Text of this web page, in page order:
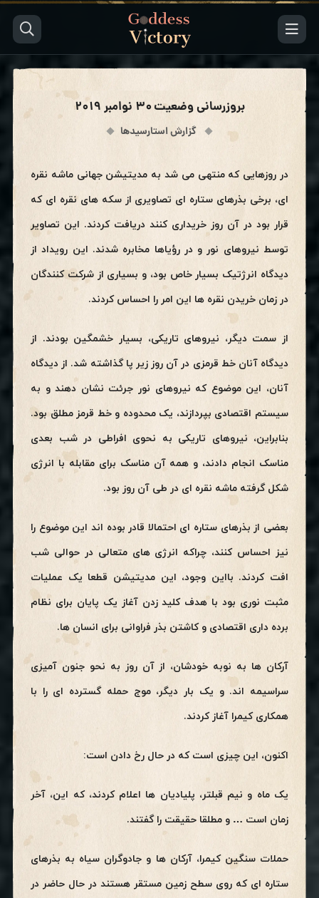
بروزرسانی وضعیت ۳۰ نوامبر ۲۰۱۹
گزارش استارسیدها
در روزهایی که منتهی می شد به مدیتیشن جهانی ماشه نقره
ای، برخی بذرهای ستاره ای تصاویری از سکه های نقره ای که
قرار بود در آن روز خریداری کنند دریافت کردند. این تصاویر
توسط نیروهای نور و در رؤیاها مخابره شدند. این رویداد از
دیدگاه انرژتیک بسیار خاص بود، و بسیاری از شرکت کنندگان
در زمان خریدن نقره ها این امر را احساس کردند.
از سمت دیگر، نیروهای تاریکی، بسیار خشمگین بودند. از
دیدگاه آنان خط قرمزی در آن روز زیر پا گذاشته شد. از دیدگاه
آنان، این موضوع که نیروهای نور جرئت نشان دهند و به
سیستم اقتصادی بپردازند، یک محدوده و خط قرمز مطلق بود.
بنابراین، نیروهای تاریکی به نحوی افراطی در شب بعدی
مناسک انجام دادند، و همه آن مناسک برای مقابله با انرژی
شکل گرفته ماشه نقره ای در طی آن روز بود.
بعضی از بذرهای ستاره ای احتمالا قادر بوده اند این موضوع را
نیز احساس کنند، چراکه انرژی های متعالی در حوالی شب
افت کردند. بااین وجود، این مدیتیشن قطعا یک عملیات
مثبت نوری بود با هدف کلید زدن آغاز یک پایان برای نظام
برده داری اقتصادی و کاشتن بذر فراوانی برای انسان ها.
آرکان ها به نوبه خودشان، از آن روز به نحو جنون آمیزی
سراسیمه اند. و یک بار دیگر، موج حمله گسترده ای را با
همکاری کیمرا آغاز کردند.
اکنون، این چیزی است که در حال رخ دادن است:
یک ماه و نیم قبلتر، پلیادیان ها اعلام کردند، که این، آخر
زمان است … و مطلقا حقیقت را گفتند.
حملات سنگین کیمرا، آرکان ها و جادوگران سیاه به بذرهای
ستاره ای که روی سطح زمین مستقر هستند در حال حاضر در